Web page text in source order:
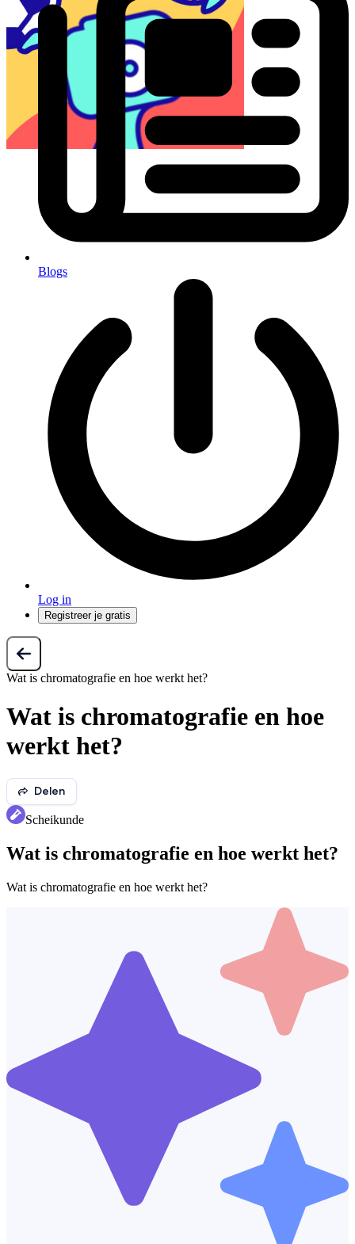
Blogs
Log in
Registreer je gratis
Wat is chromatografie en hoe werkt het?
Wat is chromatografie en hoe
werkt het?
Delen
Scheikunde
Wat is chromatografie en hoe werkt het?
Wat is chromatografie en hoe werkt het?